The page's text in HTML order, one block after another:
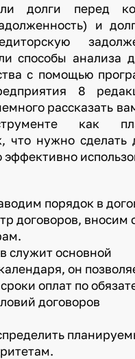
долги перед
и
способы анализа
с помощью
8
рассказать
как
что нужно сделать
эффективно
порядок в
договоров, вносим
служит основной
он
оплат по
договоров